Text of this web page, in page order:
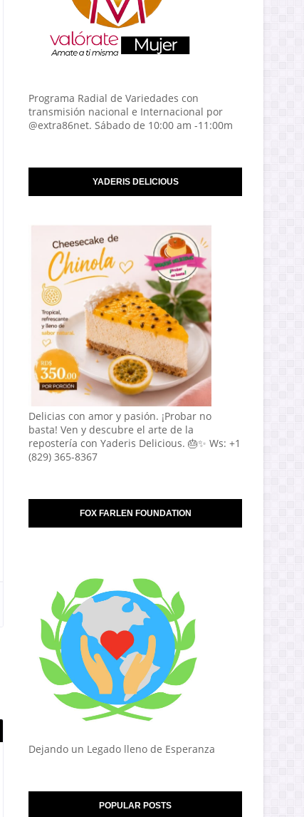
Programa Radial de Variedades con
transmisión nacional e Internacional por
@extra86net. Sábado de 10:00 am -11:00m
YADERIS DELICIOUS
Delicias con amor y pasión. ¡Probar no
basta! Ven y descubre el arte de la
repostería con Yaderis Delicious. 🎂✨ Ws: +1
(829) 365-8367
FOX FARLEN FOUNDATION
Dejando un Legado lleno de Esperanza
POPULAR POSTS